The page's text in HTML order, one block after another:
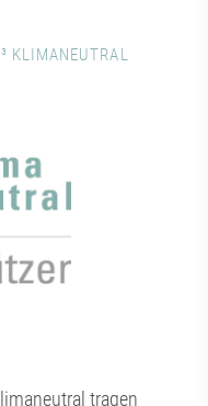
KLIMANEUTRAL
tragen